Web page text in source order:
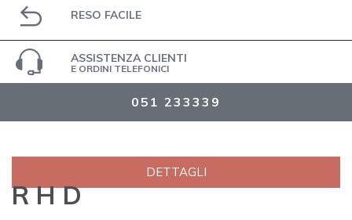
RESO FACILE
ASSISTENZA CLIENTI
E ORDINI TELEFONICI
051 233339
DETTAGLI
R H D